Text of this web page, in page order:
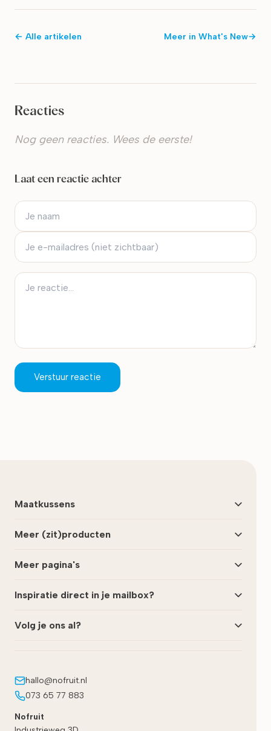
← Alle artikelen Meer in What's New→
Reacties
Nog geen reacties. Wees de eerste!
Laat een reactie achter
Verstuur reactie
Maatkussens
Meer (zit)producten
Meer pagina's
Inspiratie direct in je mailbox?
Volg je ons al?
hallo@nofruit.nl
073 65 77 883
Nofruit